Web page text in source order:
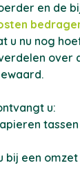
en de
u nu nog
over
u:
tassen
bij een